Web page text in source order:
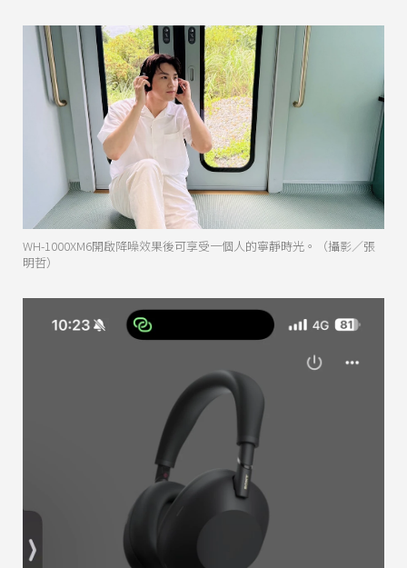
WH-1000XM6開啟降噪效果後可享受一個人的寧靜時光。（攝影／張
明哲）